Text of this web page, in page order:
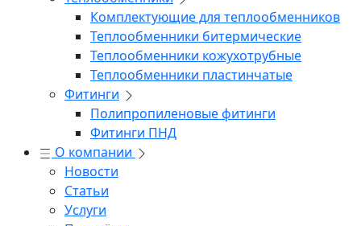
Комплектующие для теплообменников
Теплообменники битермические
Теплообменники кожухотрубные
Теплообменники пластинчатые
Фитинги
Полипропиленовые фитинги
Фитинги ПНД
О компании
Новости
Статьи
Услуги